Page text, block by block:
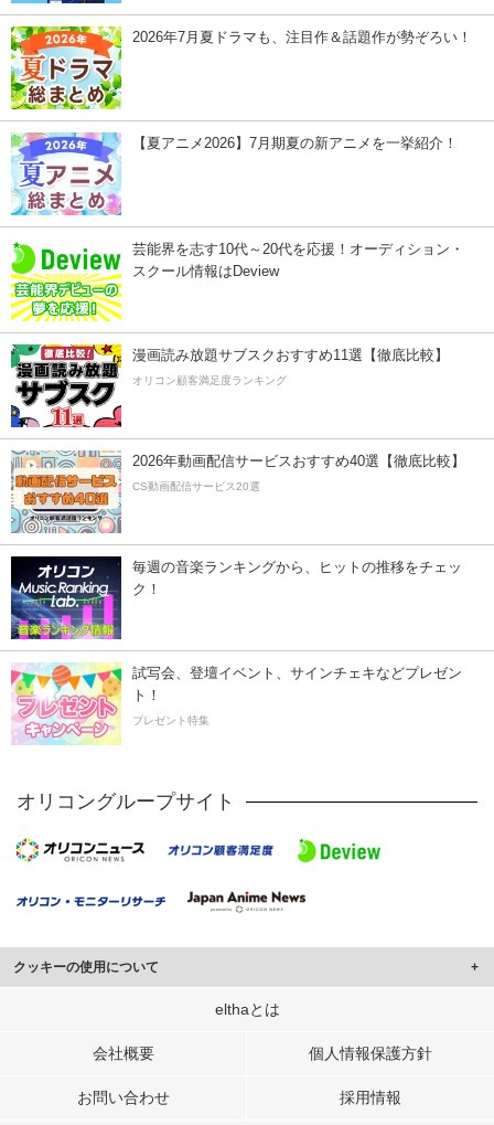
2026年7月夏ドラマも、注目作＆話題作が勢ぞろい！
【夏アニメ2026】7月期夏の新アニメを一挙紹介！
芸能界を志す10代～20代を応援！オーディション・
スクール情報はDeview
漫画読み放題サブスクおすすめ11選【徹底比較】
オリコン顧客満足度ランキング
2026年動画配信サービスおすすめ40選【徹底比較】
CS動画配信サービス20選
毎週の音楽ランキングから、ヒットの推移をチェッ
ク！
試写会、登壇イベント、サインチェキなどプレゼン
ト！
プレゼント特集
オリコングループサイト
クッキーの使用について
このサイトでは Cookie を使用して、ユーザーに合わせたコンテンツや広告の
行っています。
メディアや広告配信、データ解析の各パートナーに提供しています。
elthaとは
会社概要 個人情報保護方針
お問い合わせ 採用情報